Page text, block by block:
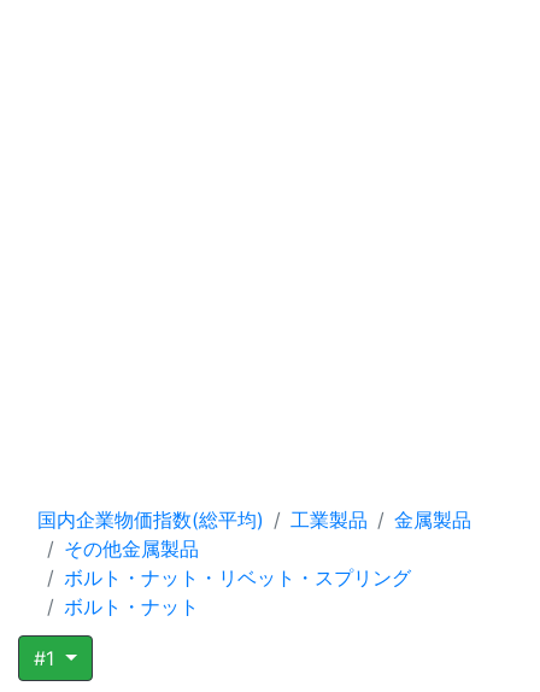
国内企業物価指数(総平均) 工業製品
金属製品
その他金属製品
ボルト・ナット・リベット・スプリング
ボルト・ナット
#1